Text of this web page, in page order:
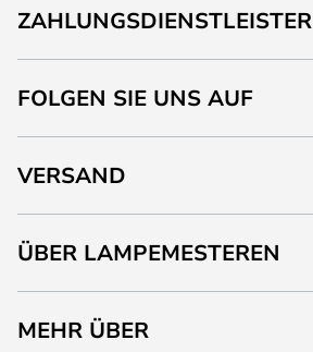
ZAHLUNGSDIENSTLEISTER
FOLGEN SIE UNS AUF
VERSAND
ÜBER LAMPEMESTEREN
MEHR ÜBER